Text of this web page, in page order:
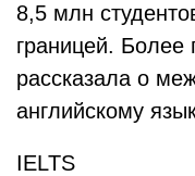
8,5 млн
границей. Более
рассказала о
английскому
IELTS